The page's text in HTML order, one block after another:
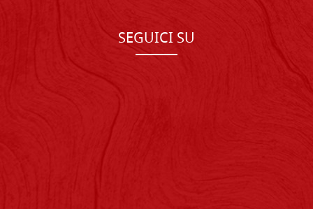
SEGUICI SU